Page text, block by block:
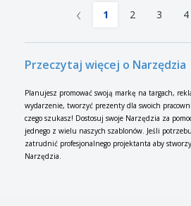
‹ 1 2 3 4
Przeczytaj więcej o Narzędzia
Planujesz promować swoją markę na targach,
wydarzenie, tworzyć prezenty dla swoich
czego szukasz! Dostosuj swoje Narzędzia za
jednego z wielu naszych szablonów. Jeśli
zatrudnić profesjonalnego projektanta aby
Narzędzia.